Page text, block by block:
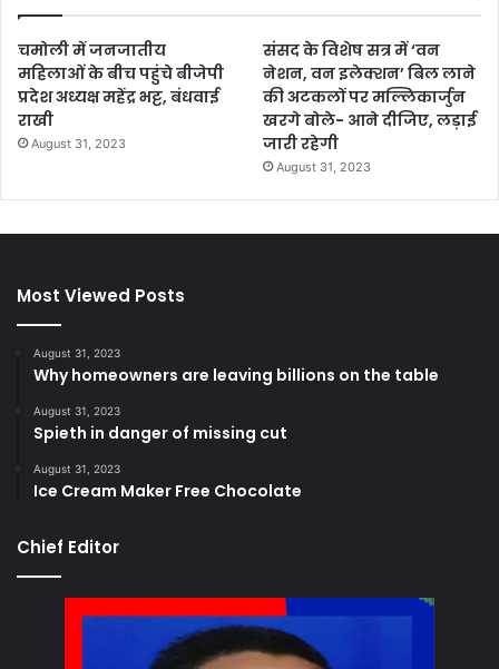
चमोली में जनजातीय
महिलाओं के बीच पहुंचे बीजेपी
प्रदेश अध्यक्ष महेंद्र भट्ट, बंधवाई
राखी
August 31, 2023
संसद के विशेष सत्र में ‘वन
नेशन, वन इलेक्शन’ बिल लाने
की अटकलों पर मल्लिकार्जुन
खरगे बोले- आने दीजिए, लड़ाई
जारी रहेगी
August 31, 2023
Most Viewed Posts
August 31, 2023
Why homeowners are leaving billions on the table
August 31, 2023
Spieth in danger of missing cut
August 31, 2023
Ice Cream Maker Free Chocolate
Chief Editor